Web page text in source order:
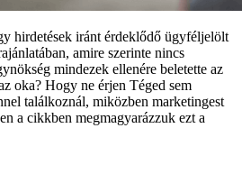
hirdetések iránt érdeklődő ügyféljelölt
amire szerinte nincs
mindezek ellenére beletette az
oka? Hogy ne érjen Téged sem
találkoznál, miközben marketingest
a cikkben megmagyarázzuk ezt a